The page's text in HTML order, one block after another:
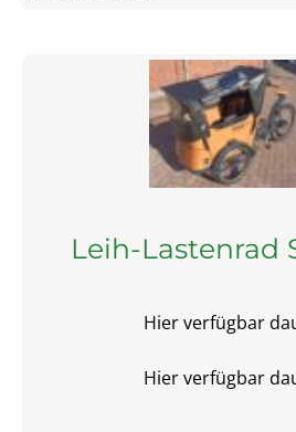
Leih-Lastenrad
Hier verfügbar
Hier verfügbar